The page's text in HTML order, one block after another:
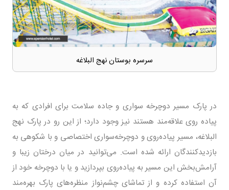
سرسره بوستان نهج البلاغه
در پارک مسیر دوچرخه سواری و جاده سلامت برای افرادی که به
پیاده روی علاقه‌مند هستند نیز وجود دارد؛ از این رو در پارک نهج
البلاغه، مسیر پیاده‌روی و دوچرخه‌سواری اختصاصی و با شکوهی به
بازدیدکنندگان ارائه شده است. می‌توانید در میان درختان زیبا و
آرامش‌بخش این مسیر به پیاده‌روی بپردازید و یا با دوچرخه خود از
آن استفاده کرده و از تماشای چشم‌نواز منظره‌های پارک بهره‌مند